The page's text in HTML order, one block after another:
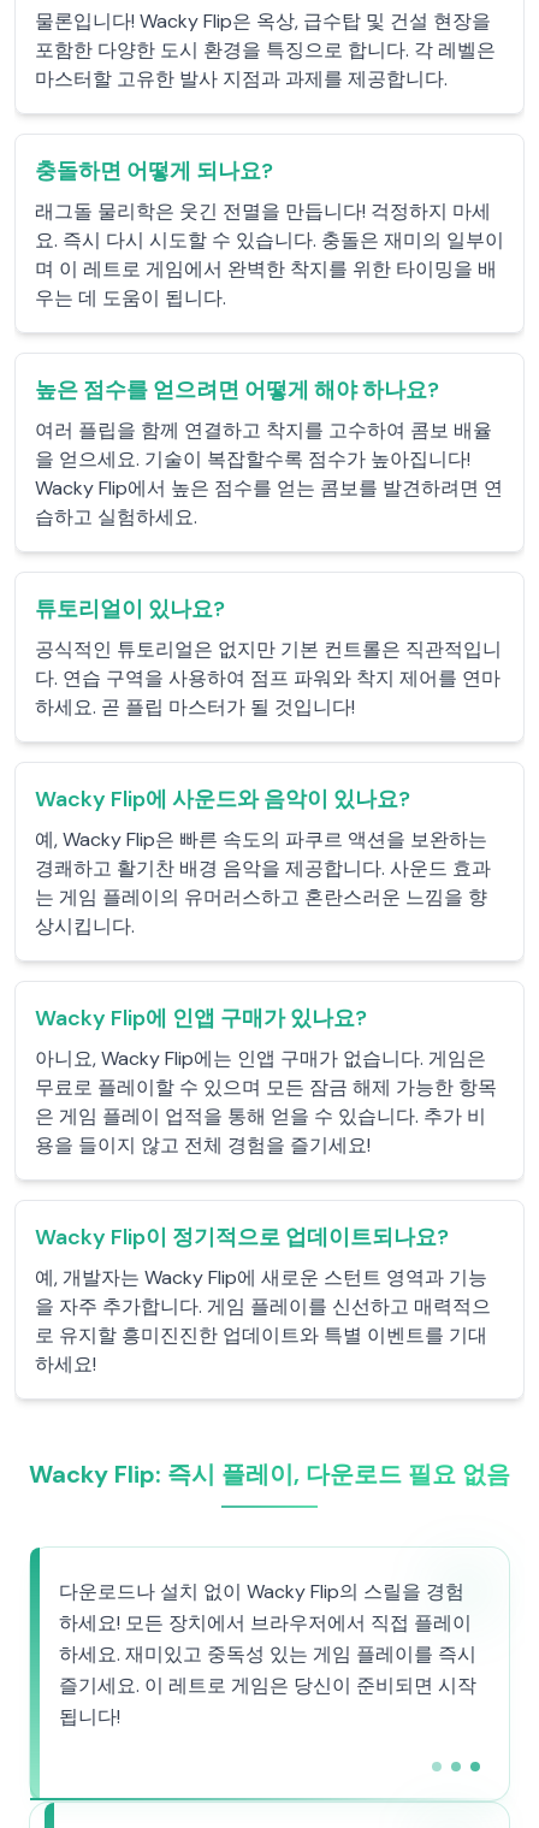
물론입니다! Wacky Flip은 옥상, 급수탑 및 건설 현장을
포함한 다양한 도시 환경을 특징으로 합니다. 각 레벨은
마스터할 고유한 발사 지점과 과제를 제공합니다.
충돌하면 어떻게 되나요?
래그돌 물리학은 웃긴 전멸을 만듭니다! 걱정하지 마세
요. 즉시 다시 시도할 수 있습니다. 충돌은 재미의 일부이
며 이 레트로 게임에서 완벽한 착지를 위한 타이밍을 배
우는 데 도움이 됩니다.
높은 점수를 얻으려면 어떻게 해야 하나요?
여러 플립을 함께 연결하고 착지를 고수하여 콤보 배율
을 얻으세요. 기술이 복잡할수록 점수가 높아집니다!
Wacky Flip에서 높은 점수를 얻는 콤보를 발견하려면 연
습하고 실험하세요.
튜토리얼이 있나요?
공식적인 튜토리얼은 없지만 기본 컨트롤은 직관적입니
다. 연습 구역을 사용하여 점프 파워와 착지 제어를 연마
하세요. 곧 플립 마스터가 될 것입니다!
Wacky Flip에 사운드와 음악이 있나요?
예, Wacky Flip은 빠른 속도의 파쿠르 액션을 보완하는
경쾌하고 활기찬 배경 음악을 제공합니다. 사운드 효과
는 게임 플레이의 유머러스하고 혼란스러운 느낌을 향
상시킵니다.
Wacky Flip에 인앱 구매가 있나요?
아니요, Wacky Flip에는 인앱 구매가 없습니다. 게임은
무료로 플레이할 수 있으며 모든 잠금 해제 가능한 항목
은 게임 플레이 업적을 통해 얻을 수 있습니다. 추가 비
용을 들이지 않고 전체 경험을 즐기세요!
Wacky Flip이 정기적으로 업데이트되나요?
예, 개발자는 Wacky Flip에 새로운 스턴트 영역과 기능
을 자주 추가합니다. 게임 플레이를 신선하고 매력적으
로 유지할 흥미진진한 업데이트와 특별 이벤트를 기대
하세요!
Wacky Flip: 즉시 플레이, 다운로드 필요 없음
다운로드나 설치 없이 Wacky Flip의 스릴을 경험
하세요! 모든 장치에서 브라우저에서 직접 플레이
하세요. 재미있고 중독성 있는 게임 플레이를 즉시
즐기세요. 이 레트로 게임은 당신이 준비되면 시작
됩니다!